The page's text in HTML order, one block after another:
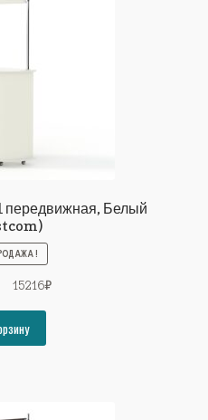
Белый
Первоначальная
составляла
16484₽.
15216₽Текущая